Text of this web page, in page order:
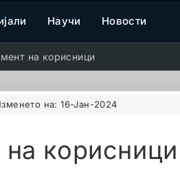
Научи Новости
на корисници
на:16-Јан-2024
корисници